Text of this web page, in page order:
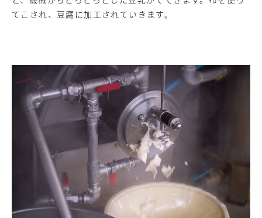
てこされ、豆腐に加工されていきます。